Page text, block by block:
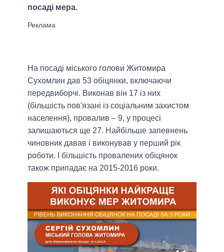
посаді мера.
На посаді міського голови Житомира
Сухомлин дав 53 обіцянки, включаючи
передвиборчі. Виконав він 17 із них
(більшість пов'язані із соціальним захистом
населення), провалив – 9, у процесі
залишаються ще 27. Найбільше запевнень
чиновник давав і виконував у перший рік
роботи. І більшість провалених обіцянок
також припадає на 2015-2016 роки.